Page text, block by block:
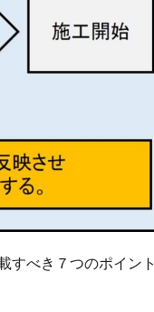
すべき７つのポイント